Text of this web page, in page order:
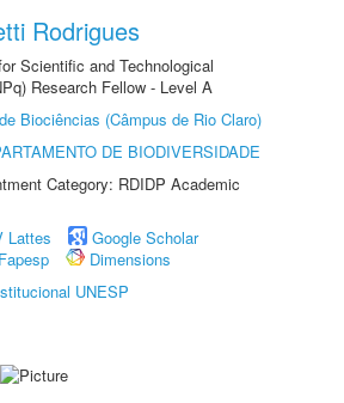
Rodrigues
Scientific and Technological
Research Fellow - Level A
Biociências (Câmpus de Rio Claro)
DE BIODIVERSIDADE
Category: RDIDP Academic
Lattes
Google Scholar
Fapesp
Dimensions
UNESP